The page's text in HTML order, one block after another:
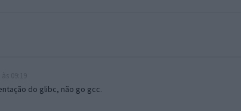
do glibc, não go gcc.